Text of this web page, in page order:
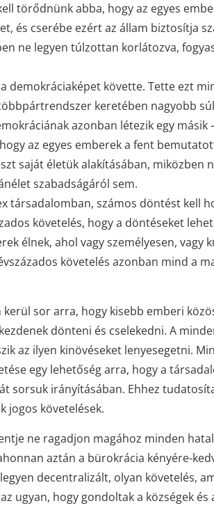
törődnünk abba, hogy az egyes
és cserébe ezért az állam biztosítja
ne legyen túlzottan korlátozva,
demokráciaképet követte. Tette ezt
keretében nagyobb
azonban létezik egy másik
az egyes emberek a fent
saját életük alakításában, miközben
szabadságáról sem.
társadalomban, számos döntést kell
követelés, hogy a döntéseket
élnek, ahol vagy személyesen, vagy
követelés azonban mind a
sor arra, hogy kisebb emberi
dönteni és cselekedni. A
az ilyen kinövéseket lenyesegetni.
egy lehetőség arra, hogy a
sorsuk irányításában. Ehhez
jogos követelések.
ne ragadjon magához minden
aztán a bürokrácia kényére-
decentralizált, olyan követelés,
ugyan, hogy gondoltak a községek és